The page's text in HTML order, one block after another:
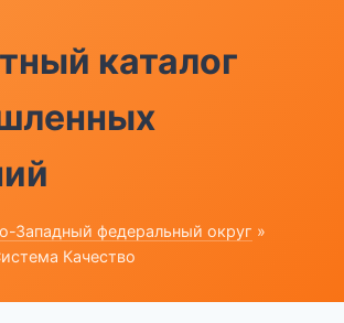
каталог
Западный федеральный округ »
Качество